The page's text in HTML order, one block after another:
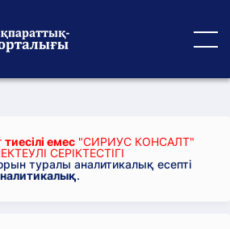
тиесілі емес "СИРИУС КОНСАЛТ"
СЕРІКТЕСТІГІ
туралы аналитикалық есепті
.